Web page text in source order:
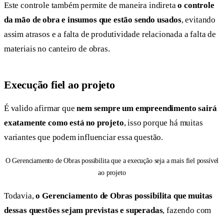
Este controle também permite de maneira indiretao controle
da mão de obra e insumos que estão sendo usados, evitando
assim atrasos e a falta de produtividade relacionada a falta de
materiais no canteiro de obras.
Execução fiel ao projeto
É valido afirmar quenem sempre um empreendimento sairá
exatamente como está no projeto, isso porque há muitas
variantes que podem influenciar essa questão.
O Gerenciamento de Obras possibilita que a execução seja a mais fiel possível
ao projeto
Todavia,o Gerenciamento de Obras possibilita que muitas
dessas questões sejam previstas e superadas, fazendo com